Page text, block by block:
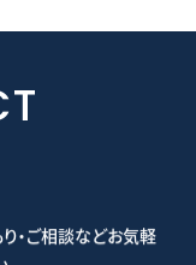
・ご相談などお気軽